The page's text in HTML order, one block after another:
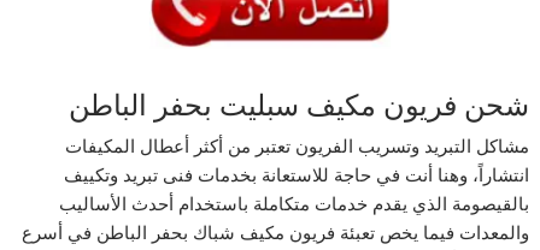
شحن فريون مكيف سبليت بحفر الباطن
مشاكل التبريد وتسريب الفريون تعتبر من أكثر أعطال المكيفات
انتشاراً، وهنا أنت في حاجة للاستعانة بخدمات فنى تبريد وتكييف
بالقيصومة الذي يقدم خدمات متكاملة باستخدام أحدث الأساليب
والمعدات فيما يخص تعبئة فريون مكيف شباك بحفر الباطن في أسرع